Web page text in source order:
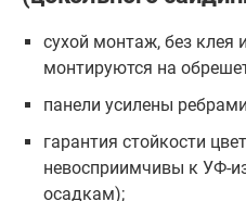
сухой монтаж, без клея
монтируются на
панели усилены
гарантия стойкости
невосприимчивы к УФ-
осадкам);